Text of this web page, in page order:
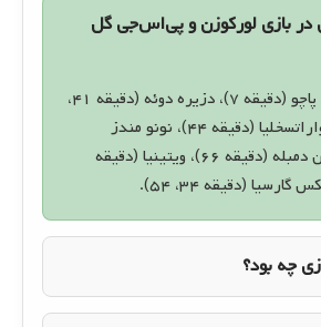
بازی لورکوزن و پی‌اس‌جی گل
پی‌اس‌جی: ویلیان پاچو (دقیقه ۷)، دزیره دوئه (دقیقه ۴۱،
۴۵+۳)، خویچا کواراتسخلیا (دقیقه ۴۴)، نونو مندز
(دقیقه ۵۰)، عثمان دمبله (دقیقه ۶۶)، ویتینیا (دقیقه
چه بود؟